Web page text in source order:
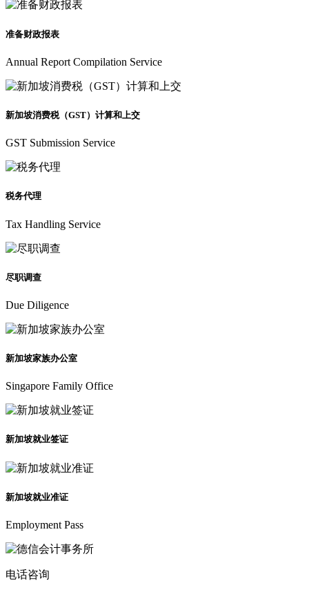
准备财政报表
Annual Report Compilation Service
新加坡消费税（GST）计算和上交
GST Submission Service
税务代理
Tax Handling Service
尽职调查
Due Diligence
新加坡家族办公室
Singapore Family Office
新加坡就业签证
新加坡就业准证
Employment Pass
电话咨询